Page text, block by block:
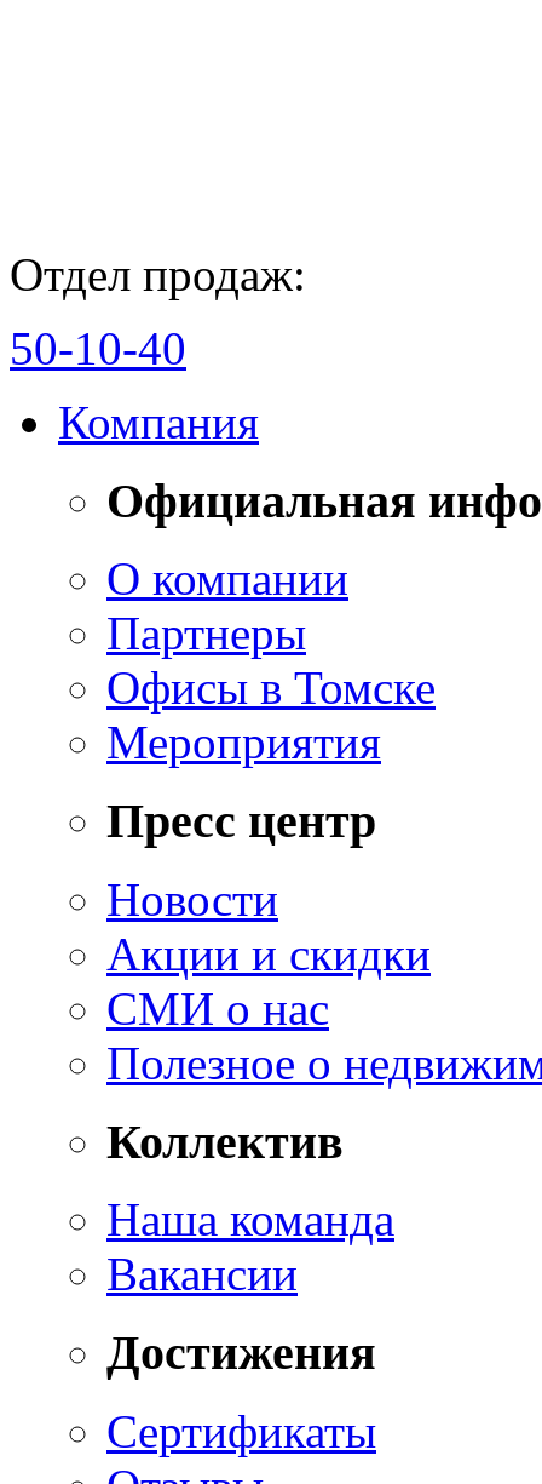
Отдел продаж:
50-10-40
Компания
Официальная
О компании
Партнеры
Офисы в Томске
Мероприятия
Пресс центр
Новости
Акции и скидки
СМИ о нас
Полезное о
Коллектив
Наша команда
Вакансии
Достижения
Сертификаты